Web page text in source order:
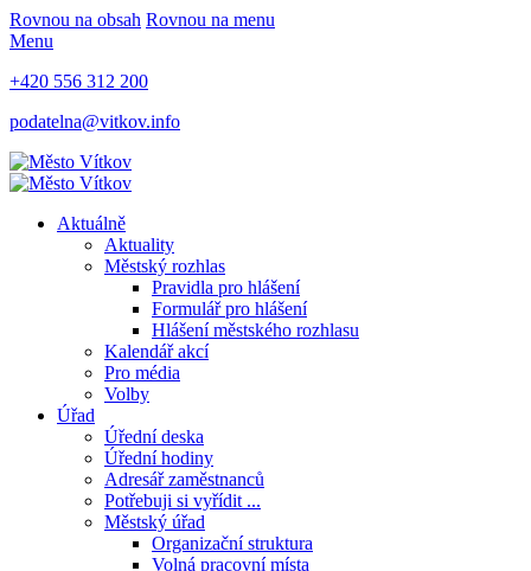
Rovnou na obsah Rovnou na menu
Menu
+420 556 312 200
podatelna@vitkov.info
Aktuálně
Aktuality
Městský rozhlas
Pravidla pro hlášení
Formulář pro hlášení
Hlášení městského rozhlasu
Kalendář akcí
Pro média
Volby
Úřad
Úřední deska
Úřední hodiny
Adresář zaměstnanců
Potřebuji si vyřídit ...
Městský úřad
Organizační struktura
Volná pracovní místa